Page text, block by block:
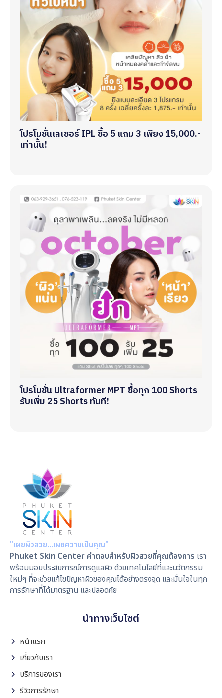
โปรโมชั่นเลเซอร์ IPL ซื้อ 5 แถม 3 เพียง 15,000.-
เท่านั้น!
โปรโมชั่น Ultraformer MPT ซื้อทุก 100 Shorts
รับเพิ่ม 25 Shorts ทันที!
"เผยผิวสวย…เผยความเป็นคุณ"
Phuket Skin Center คำตอบสำหรับผิวสวยที่คุณต้องการ เรา
พร้อมมอบประสบการณ์การดูแลผิว ด้วยเทคโนโลยีที่และนวัตกรรม
ใหม่ๆ ที่จะช่วยแก้ไขปัญหาผิวของคุณได้อย่างตรงจุด และมั่นใจในทุก
การรักษาที่ได้มาตรฐาน และปลอดภัย
นำทางเว็บไซต์
หน้าแรก
เกี่ยวกับเรา
บริการของเรา
รีวิวการรักษา